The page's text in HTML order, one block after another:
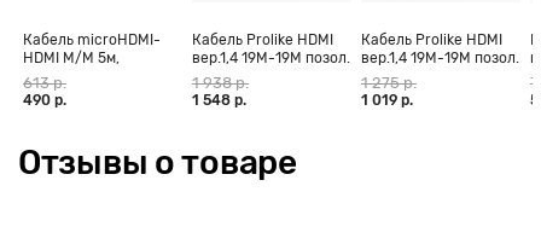
Кабель microHDMI-
HDMI M/M 5м,
позолоченные
контакты Blister box
613 р.
490 р.
Кабель Prolike HDMI
вер.1,4 19М-19М позол.
конт., ферритовые
кольца, 30 м
1 938 р.
1 548 р.
Кабель Prolike HDMI
вер.1,4 19М-19М позол.
конт., ферритовые
кольца, 20 м
1 275 р.
1 019 р.
Отзывы о товаре